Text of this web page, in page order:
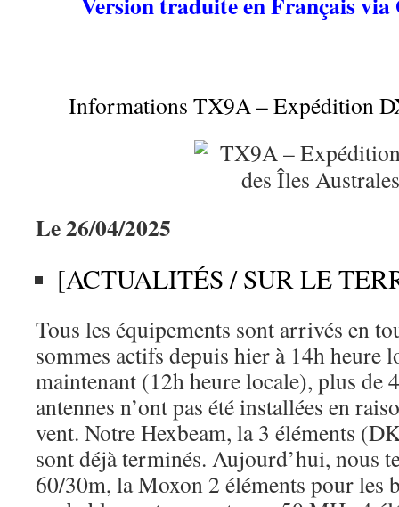
Informations TX9A – Expédition
Le 26/04/2025
[ACTUALITÉS / SUR LE
Tous les équipements sont arrivés en
sommes actifs depuis hier à 14h heure
maintenant (12h heure locale), plus de
antennes n’ont pas été installées en
vent. Notre Hexbeam, la 3 éléments
sont déjà terminés. Aujourd’hui, nous
60/30m, la Moxon 2 éléments pour les